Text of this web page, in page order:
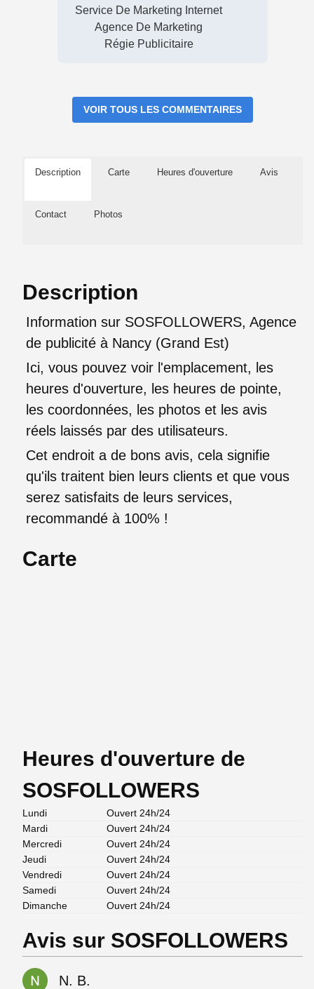
Service De Marketing Internet
Agence De Marketing
Régie Publicitaire
VOIR TOUS LES COMMENTAIRES
Description Carte Heures d'ouverture Avis
Contact Photos
Description
Information sur SOSFOLLOWERS, Agence
de publicité à Nancy (Grand Est)
Ici, vous pouvez voir l'emplacement, les
heures d'ouverture, les heures de pointe,
les coordonnées, les photos et les avis
réels laissés par des utilisateurs.
Cet endroit a de bons avis, cela signifie
qu'ils traitent bien leurs clients et que vous
serez satisfaits de leurs services,
recommandé à 100% !
Carte
Heures d'ouverture de
SOSFOLLOWERS
Lundi
Ouvert 24h/24
Mardi
Ouvert 24h/24
Mercredi
Ouvert 24h/24
Jeudi
Ouvert 24h/24
Vendredi
Ouvert 24h/24
Samedi
Ouvert 24h/24
Dimanche
Ouvert 24h/24
Avis sur SOSFOLLOWERS
N. B.